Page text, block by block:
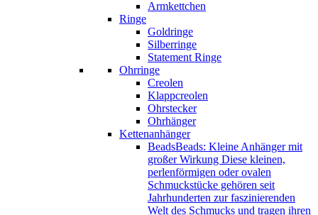
Armkettchen
Ringe
Goldringe
Silberringe
Statement Ringe
Ohrringe
Creolen
Klappcreolen
Ohrstecker
Ohrhänger
Kettenanhänger
BeadsBeads: Kleine Anhänger mit
großer Wirkung Diese kleinen,
perlenförmigen oder ovalen
Schmuckstücke gehören seit
Jahrhunderten zur faszinierenden
Welt des Schmucks und tragen ihren